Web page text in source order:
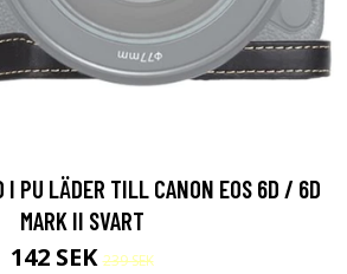
I PU LÄDER TILL CANON EOS 6D / 6D
MARK II SVART
142 SEK239 SEK